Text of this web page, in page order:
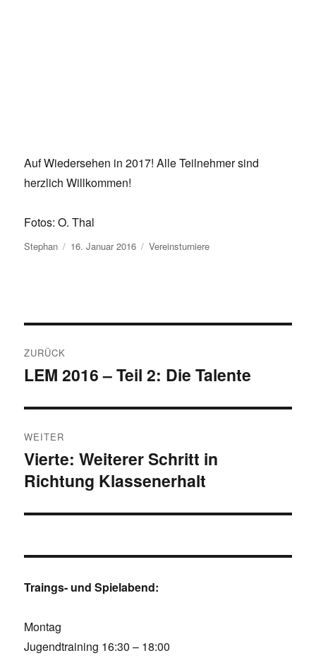
Auf Wiedersehen in 2017! Alle Teilnehmer sind
herzlich Willkommen!
Fotos: O. Thal
Autor
Stephan Veröffentlicht
am
16. Januar 2016 Kategorien
Vereinsturniere
ZURÜCK
Vorheriger
LEM 2016 – Teil 2: Die Talente
WEITER
Nächster
Beitrag:
Vierte: Weiterer Schritt in
Richtung Klassenerhalt
Traings- und Spielabend:
Montag
Jugendtraining 16:30 – 18:00